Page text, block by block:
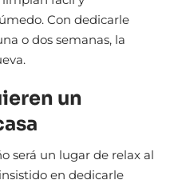
Con dedicarle
o dos semanas, la
un
será un lugar de relax al
en dedicarle